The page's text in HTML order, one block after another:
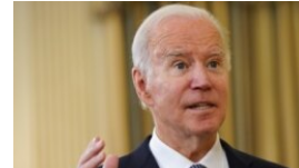
အမေရိကန်သုံးအီဒီယံ
မကြေးမုံရဲ့ အင်္ဂလိပ်စာ
ရုပ်ရှင်ထဲက အင်္ဂလိပ်စာ
သုတပဒေသာ အင်္ဂလိပ်စာ
အပတ်စဉ်ကဏ္ဍများ
ရေဒီယိုနှင့်ရုပ်သံ အချက်အလက်များ
ရေဒီယို/တီဗွီအစီအစဉ်